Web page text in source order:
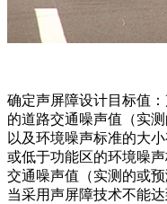
确定声屏障设计目标值
的道路交通噪声值（实
以及环境噪声标准的大
或低于功能区的环境噪
交通噪声值（实测的或
当采用声屏障技术不能